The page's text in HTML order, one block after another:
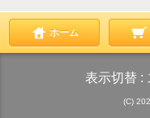
ホーム
表示切替 :
(C)